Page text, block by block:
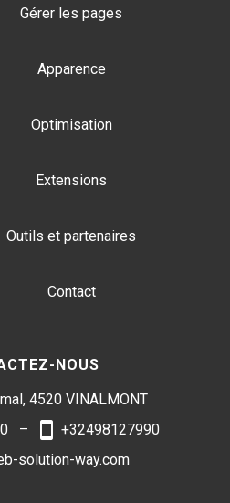
Gérer les pages
Apparence
Optimisation
Extensions
Outils et partenaires
Contact
NOUS
4520 VINALMONT
+32498127990
solution-way.com